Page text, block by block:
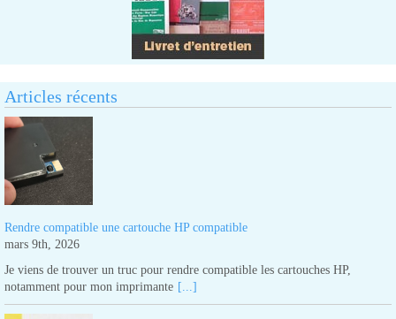
Articles récents
Rendre compatible une cartouche HP compatible
mars 9th, 2026
Je viens de trouver un truc pour rendre compatible les cartouches HP,
notamment pour mon imprimante [...]